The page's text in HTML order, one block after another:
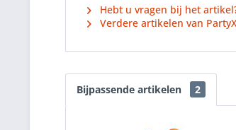
Hebt u vragen bij het
Verdere artikelen van
Bijpassende artikelen 2